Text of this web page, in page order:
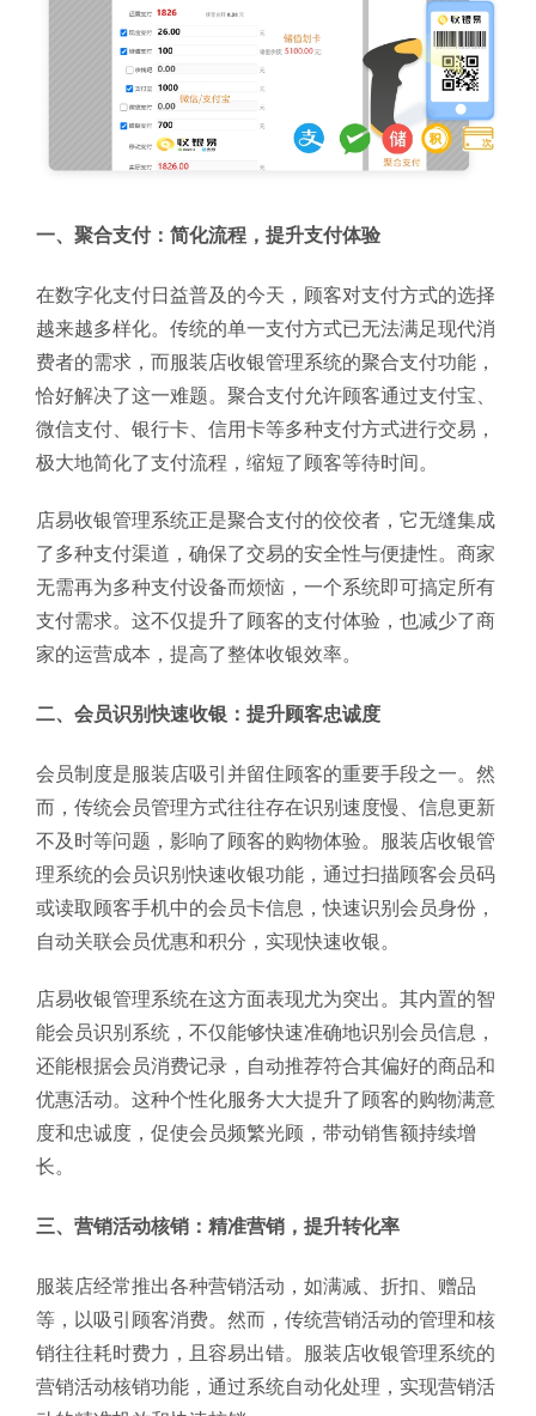
一、聚合支付：简化流程，提升支付体验
在数字化支付日益普及的今天，顾客对支付方式的选择
越来越多样化。传统的单一支付方式已无法满足现代消
费者的需求，而服装店收银管理系统的聚合支付功能，
恰好解决了这一难题。聚合支付允许顾客通过支付宝、
微信支付、银行卡、信用卡等多种支付方式进行交易，
极大地简化了支付流程，缩短了顾客等待时间。
店易收银管理系统正是聚合支付的佼佼者，它无缝集成
了多种支付渠道，确保了交易的安全性与便捷性。商家
无需再为多种支付设备而烦恼，一个系统即可搞定所有
支付需求。这不仅提升了顾客的支付体验，也减少了商
家的运营成本，提高了整体收银效率。
二、会员识别快速收银：提升顾客忠诚度
会员制度是服装店吸引并留住顾客的重要手段之一。然
而，传统会员管理方式往往存在识别速度慢、信息更新
不及时等问题，影响了顾客的购物体验。服装店收银管
理系统的会员识别快速收银功能，通过扫描顾客会员码
或读取顾客手机中的会员卡信息，快速识别会员身份，
自动关联会员优惠和积分，实现快速收银。
店易收银管理系统在这方面表现尤为突出。其内置的智
能会员识别系统，不仅能够快速准确地识别会员信息，
还能根据会员消费记录，自动推荐符合其偏好的商品和
优惠活动。这种个性化服务大大提升了顾客的购物满意
度和忠诚度，促使会员频繁光顾，带动销售额持续增
长。
三、营销活动核销：精准营销，提升转化率
服装店经常推出各种营销活动，如满减、折扣、赠品
等，以吸引顾客消费。然而，传统营销活动的管理和核
销往往耗时费力，且容易出错。服装店收银管理系统的
营销活动核销功能，通过系统自动化处理，实现营销活